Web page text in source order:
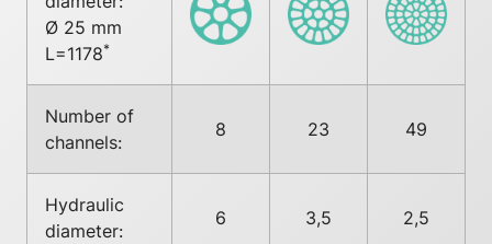
Ø 25 mm
L=1178*
Number of
channels:
8 23 49
Hydraulic
diameter:
6 3,5 2,5